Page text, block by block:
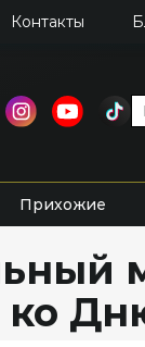
Контакты
Прихожие